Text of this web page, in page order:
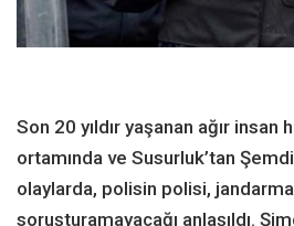
Son 20 yıldır yaşanan ağır insan
ortamında ve Susurluk’tan
olaylarda, polisin polisi,
soruşturamayacağı anlaşıldı.